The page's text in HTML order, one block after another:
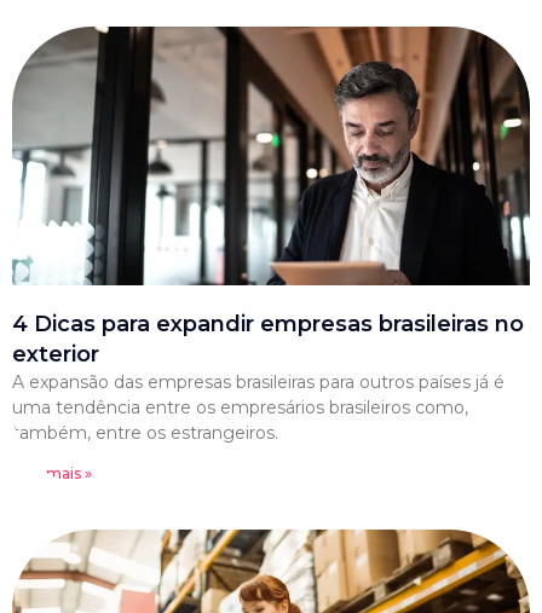
4 Dicas para expandir empresas brasileiras no
exterior
A expansão das empresas brasileiras para outros países já é
uma tendência entre os empresários brasileiros como,
também, entre os estrangeiros.
Leia mais »